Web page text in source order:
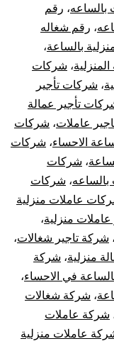
بالساعه، رقم
، رقم شغاله
بالساعة،
، شركات
، شركات تأجير
تأجير عمالة
عاملات، شركات
الاحساء، شركات
، شركات
، شركات
عاملات منزلية
منزلية،
، شركة تاجير شغالات،
منزلية، شركة
في الاحساء،
، شركة شغالات
شركة عاملات
عاملات منزلية